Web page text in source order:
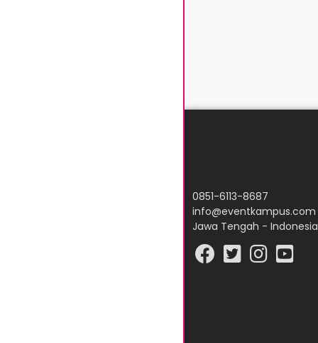
0851-6113-8687
info@eventkampus.com
Jawa Tengah - Indonesia